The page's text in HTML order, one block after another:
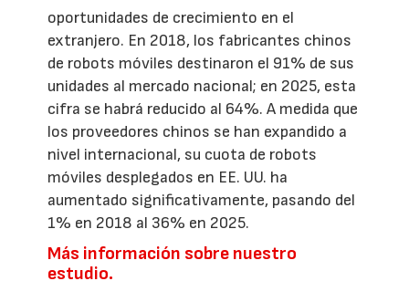
oportunidades de crecimiento en el
extranjero. En 2018, los fabricantes chinos
de robots móviles destinaron el 91% de sus
unidades al mercado nacional; en 2025, esta
cifra se habrá reducido al 64%. A medida que
los proveedores chinos se han expandido a
nivel internacional, su cuota de robots
móviles desplegados en EE. UU. ha
aumentado significativamente, pasando del
1% en 2018 al 36% en 2025.
Más información sobre nuestro
estudio.